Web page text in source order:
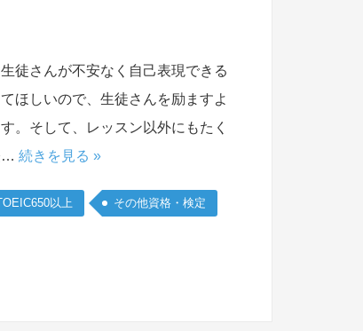
徒さんが不安なく自己表現できる
ほしいので、生徒さんを励ますよ
。そして、レッスン以外にもたく
… 続きを見る »
以上 その他資格・検定